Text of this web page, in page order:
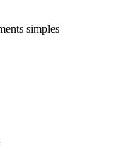
simples